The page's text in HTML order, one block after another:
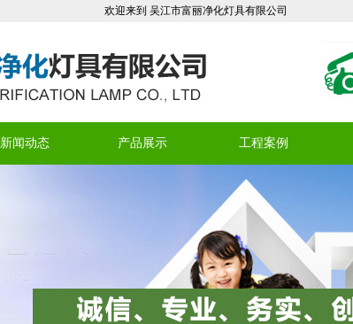
欢迎来到 吴江市富丽净化灯具有限公司
新闻动态 产品展示 工程案例